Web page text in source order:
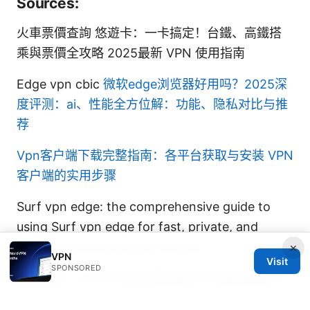
火車票價查詢 悠遊卡：一卡搞定！台鐵、高鐵搭
乘與票價全攻略 2025最新 VPN 使用指南
Edge vpn cbic 微软edge浏览器好用吗？2025深
度评测：ai、性能全方位解：功能、隐私对比与推
荐
Vpn客户端下载完整指南：各平台获取与安装 VPN
客户端的实用步骤
Surf vpn edge: the comprehensive guide to
using Surf vpn edge for fast, private, and
secure browsing across devices
Vpn全球：2025年你必须知道的VPN使用指南与
×
VPN
SPONSORED
Visit